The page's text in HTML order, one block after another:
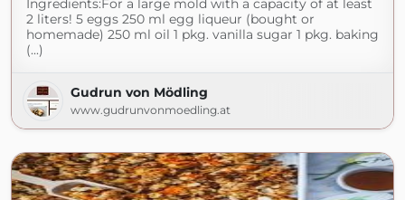
Ingredients:For a large mold with a capacity of at least
2 liters! 5 eggs 250 ml egg liqueur (bought or
homemade) 250 ml oil 1 pkg. vanilla sugar 1 pkg. baking
(...)
Gudrun von Mödling
www.gudrunvonmoedling.at